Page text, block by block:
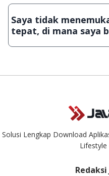
download secara manual,
aplikasi & games tidak dapat
singkat.
Saya tidak
tepat, di mana saya
Kami dengan senang hati
Solusi Lengkap Download
Lifestyle